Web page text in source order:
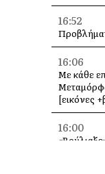
16:52
16:06
Με κάθε
[εικόνες
16:00